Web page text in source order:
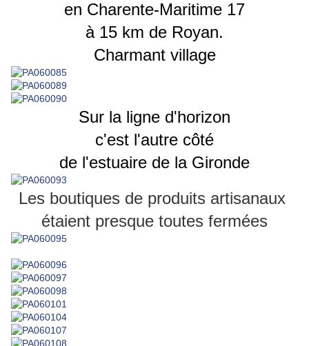
en Charente-Maritime 17
à 15 km de Royan.
Charmant village
Sur la ligne d'horizon
c'est l'autre côté
de l'estuaire de la Gironde
Les boutiques de produits artisanaux
étaient presque toutes fermées